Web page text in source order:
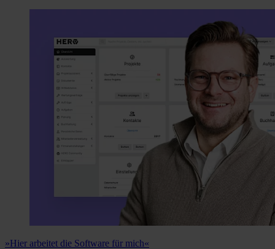
»Hier arbeitet die Software für mich«